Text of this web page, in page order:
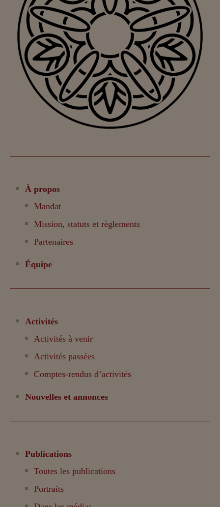
À propos
Mandat
Mission, statuts et règlements
Partenaires
Équipe
Activités
Activités à venir
Activités passées
Comptes-rendus d’activités
Nouvelles et annonces
Publications
Toutes les publications
Portraits